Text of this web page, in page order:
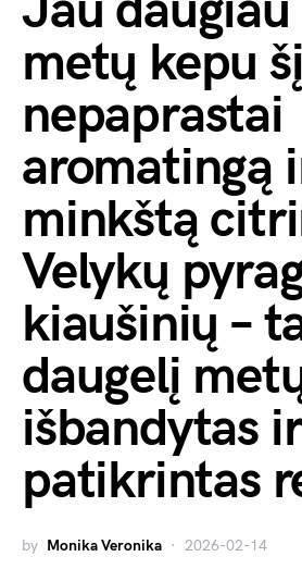
metų kepu šį
nepaprastai
aromatingą
minkštą
Velykų
kiaušinių –
daugelį
išbandytas ir
patikrintas
by Monika Veronika 2026-02-14